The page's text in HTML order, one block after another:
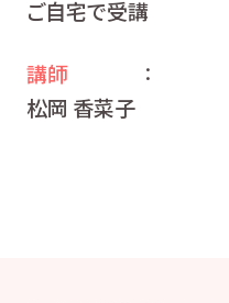
ご自宅で受講
講師 ：
松岡 香菜子